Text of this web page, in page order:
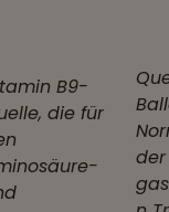
B9-
die für
der